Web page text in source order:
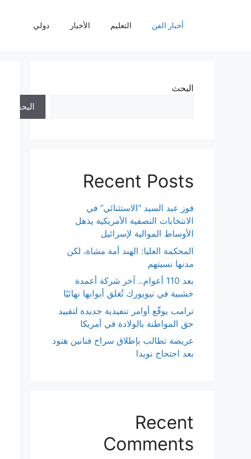
أخبار الفن التعليم الأخبار دولي
البحث
البحث
Recent Posts
فوز عبد السيد “الاستثنائي” في
الانتخابات النصفية الأمريكية يذهل
الأوساط الموالية لإسرائيل
المحكمة العليا: الهند أمة مشاة، لكن
مدنها نسيتهم
بعد 110 أعوام.. آخر شركة أعمدة
خشبية في نيويورك تُغلق أبوابها نهائيًا
ترامب يوقّع أوامر تنفيذية جديدة لتقييد
حق المواطنة بالولادة في أمريكا
عريضة تطالب بإطلاق سراح فنانين هنود
بعد احتجاج نويدا
Recent
Comments